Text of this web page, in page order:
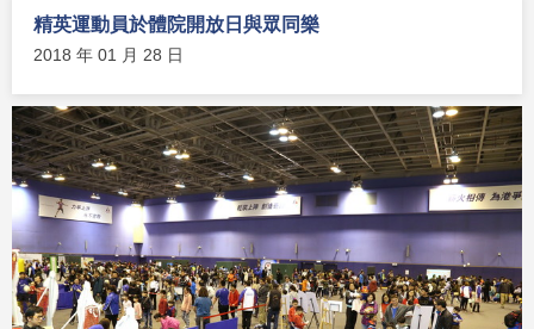
精英運動員於體院開放日與眾同樂
2018 年 01 月 28 日